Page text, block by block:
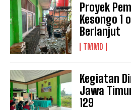
Proyek
Kesongo 1
Berlanjut
TMMD
Kegiatan
Jawa
129